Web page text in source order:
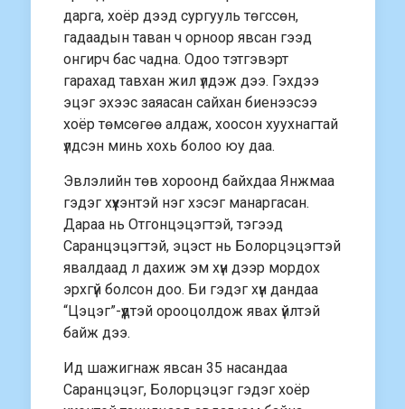
дарга, хоёр дээд сургууль төгссөн,
гадаадын таван ч орноор явсан гээд
онгирч бас чадна. Одоо тэтгэвэрт
гарахад тавхан жил үлдэж дээ. Гэхдээ
эцэг эхээс заяасан сайхан биенээсээ
хоёр төмсөгөө алдаж, хоосон хуухнагтай
үлдсэн минь хохь болоо юу даа.
Эвлэлийн төв хороонд байхдаа Янжмаа
гэдэг хүүхэнтэй нэг хэсэг манаргасан.
Дараа нь Отгонцэцэгтэй, тэгээд
Саранцэцэгтэй, эцэст нь Болорцэцэгтэй
явалдаад л дахиж эм хүн дээр мордох
эрхгүй болсон доо. Би гэдэг хүн дандаа
“Цэцэг”-үүдтэй орооцолдож явах үйлтэй
байж дээ.
Ид шажигнаж явсан 35 насандаа
Саранцэцэг, Болорцэцэг гэдэг хоёр